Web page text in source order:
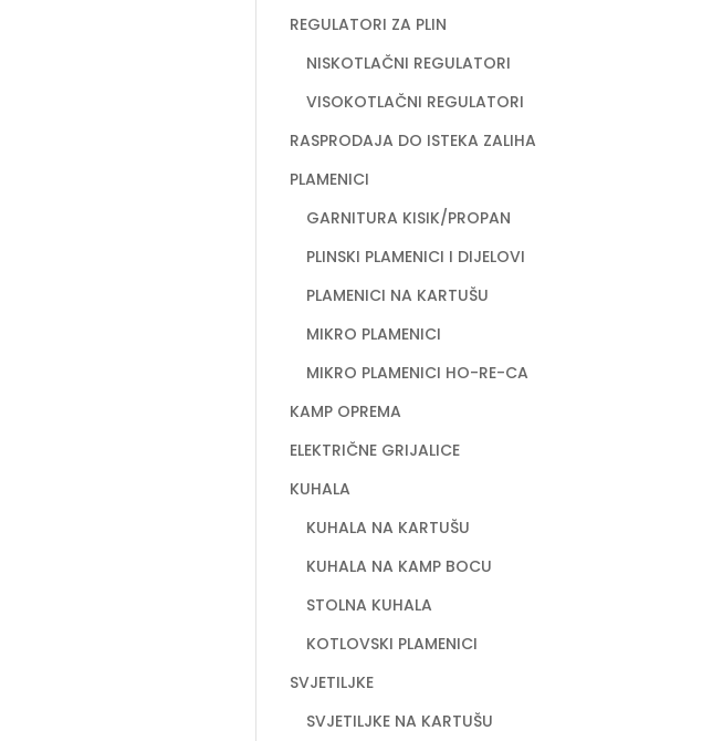
REGULATORI ZA PLIN
NISKOTLAČNI REGULATORI
VISOKOTLAČNI REGULATORI
RASPRODAJA DO ISTEKA ZALIHA
PLAMENICI
GARNITURA KISIK/PROPAN
PLINSKI PLAMENICI I DIJELOVI
PLAMENICI NA KARTUŠU
MIKRO PLAMENICI
MIKRO PLAMENICI HO-RE-CA
KAMP OPREMA
ELEKTRIČNE GRIJALICE
KUHALA
KUHALA NA KARTUŠU
KUHALA NA KAMP BOCU
STOLNA KUHALA
KOTLOVSKI PLAMENICI
SVJETILJKE
SVJETILJKE NA KARTUŠU